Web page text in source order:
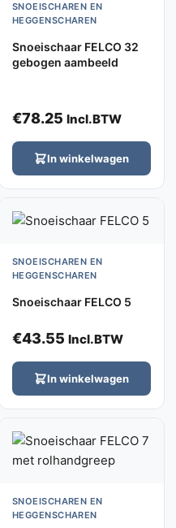
SNOEISCHAREN EN
HEGGENSCHAREN
Snoeischaar FELCO 32
gebogen aambeeld
€78.25 Incl.BTW
In winkelwagen
SNOEISCHAREN EN
HEGGENSCHAREN
Snoeischaar FELCO 5
€43.55 Incl.BTW
In winkelwagen
SNOEISCHAREN EN
HEGGENSCHAREN